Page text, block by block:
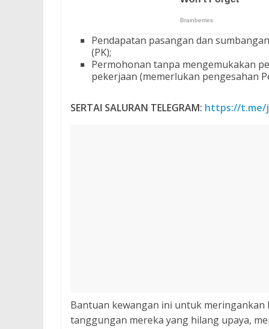
Pendapatan pasangan dan
(PK);
Permohonan tanpa mengemukakan
pekerjaan (memerlukan pengesahan
SERTAI SALURAN TELEGRAM: https://t.me/
Bantuan kewangan ini untuk
tanggungan mereka yang hilang upaya,